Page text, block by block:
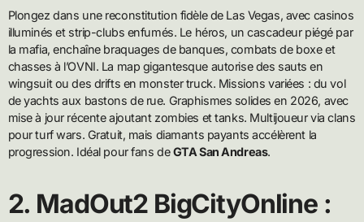
Plongez dans une reconstitution fidèle de Las Vegas, avec casinos
illuminés et strip-clubs enfumés. Le héros, un cascadeur piégé par
la mafia, enchaîne braquages de banques, combats de boxe et
chasses à l’OVNI. La map gigantesque autorise des sauts en
wingsuit ou des drifts en monster truck. Missions variées : du vol
de yachts aux bastons de rue. Graphismes solides en 2026, avec
mise à jour récente ajoutant zombies et tanks. Multijoueur via clans
pour turf wars. Gratuit, mais diamants payants accélèrent la
progression. Idéal pour fans deGTA San Andreas.
2. MadOut2 BigCityOnline :